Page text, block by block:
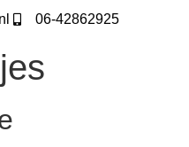
06-42862925